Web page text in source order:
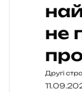
не
Другі